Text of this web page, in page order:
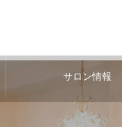
サロン情報